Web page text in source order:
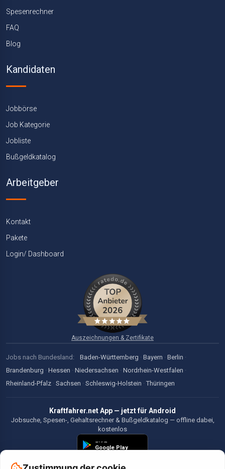
Spesenrechner
FAQ
Blog
Kandidaten
Jobbörse
Job Kategorie
Jobliste
Bußgeldkatalog
Arbeitgeber
Kontakt
Pakete
Login/ Dashboard
Auszeichnungen & Zertifikate
Jobs nach Bundesland: Baden-Württemberg · Bayern · Berlin ·
Brandenburg · Hessen · Niedersachsen · Nordrhein-Westfalen ·
Rheinland-Pfalz · Sachsen · Schleswig-Holstein · Thüringen
Kraftfahrer.net App — jetzt für Android
Jobsuche, Spesen-, Gehaltsrechner & Bußgeldkatalog — offline dabei,
kostenlos